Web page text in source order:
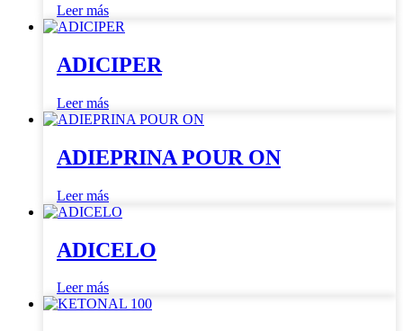
Leer más
ADICIPER
Leer más
ADIEPRINA POUR ON
Leer más
ADICELO
Leer más